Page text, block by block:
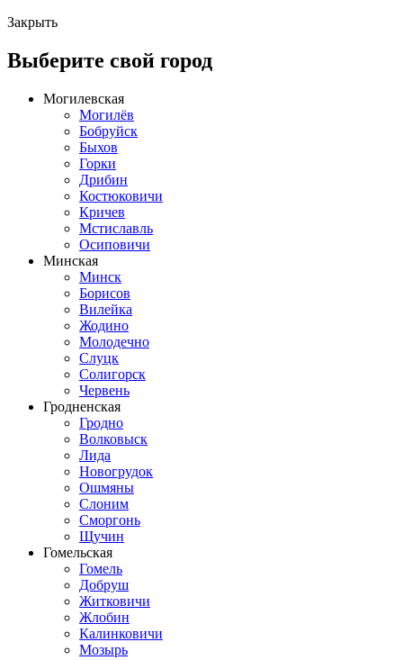
Закрыть
Выберите свой город
Могилевская
Могилёв
Бобруйск
Быхов
Горки
Дрибин
Костюковичи
Кричев
Мстиславль
Осиповичи
Минская
Минск
Борисов
Вилейка
Жодино
Молодечно
Слуцк
Солигорск
Червень
Гродненская
Гродно
Волковыск
Лида
Новогрудок
Ошмяны
Слоним
Сморгонь
Щучин
Гомельская
Гомель
Добруш
Житковичи
Жлобин
Калинковичи
Мозырь